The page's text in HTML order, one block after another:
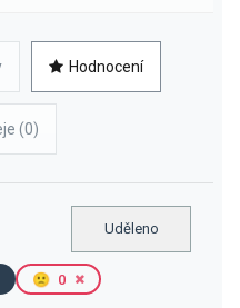
Hodnocení
(0)
Uděleno
🙁 0